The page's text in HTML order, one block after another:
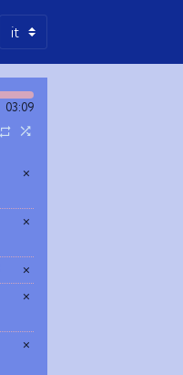
03:09
×
×
×
×
×